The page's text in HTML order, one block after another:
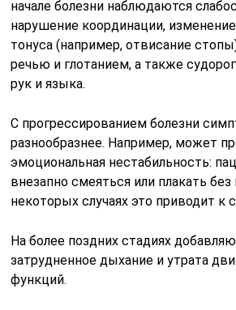
начале болезни наблюдаются
нарушение координации,
тонуса (например, отвисание
речью и глотанием, а также
рук и языка.
С прогрессированием болезни
разнообразнее. Например, может
эмоциональная нестабильность:
внезапно смеяться или плакать
некоторых случаях это приводит к
На более поздних стадиях
затрудненное дыхание и утрата
функций.